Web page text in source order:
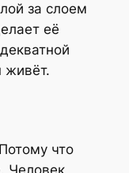
за сло­ем
её
живёт.
что
Чело­век